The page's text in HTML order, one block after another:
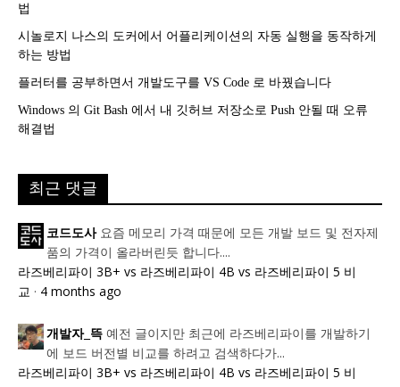
법
시놀로지 나스의 도커에서 어플리케이션의 자동 실행을 동작하게
하는 방법
플러터를 공부하면서 개발도구를 VS Code 로 바꿨습니다
Windows 의 Git Bash 에서 내 깃허브 저장소로 Push 안될 때 오류
해결법
최근 댓글
코드도사 요즘 메모리 가격 때문에 모든 개발 보드 및 전자제
품의 가격이 올라버린듯 합니다....
라즈베리파이 3B+ vs 라즈베리파이 4B vs 라즈베리파이 5 비
교 · 4 months ago
개발자_뜩 예전 글이지만 최근에 라즈베리파이를 개발하기
에 보드 버전별 비교를 하려고 검색하다가...
라즈베리파이 3B+ vs 라즈베리파이 4B vs 라즈베리파이 5 비